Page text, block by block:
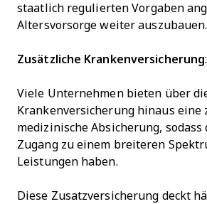
staatlich regulierten Vorgaben
Altersvorsorge weiter auszubauen.
Zusätzliche Krankenversicherung:
Viele Unternehmen bieten über
Krankenversicherung hinaus eine
medizinische Absicherung,
Zugang zu einem breiteren
Leistungen haben.
Diese Zusatzversicherung deckt